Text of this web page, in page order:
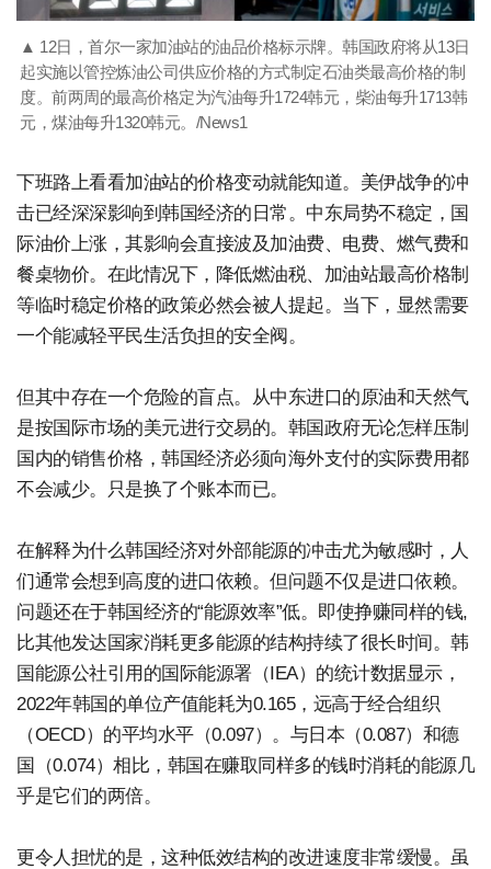
▲ 12日，首尔一家加油站的油品价格标示牌。韩国政府将从13日
起实施以管控炼油公司供应价格的方式制定石油类最高价格的制
度。前两周的最高价格定为汽油每升1724韩元，柴油每升1713韩
元，煤油每升1320韩元。/News1
下班路上看看加油站的价格变动就能知道。美伊战争的冲
击已经深深影响到韩国经济的日常。中东局势不稳定，国
际油价上涨，其影响会直接波及加油费、电费、燃气费和
餐桌物价。在此情况下，降低燃油税、加油站最高价格制
等临时稳定价格的政策必然会被人提起。当下，显然需要
一个能减轻平民生活负担的安全阀。
但其中存在一个危险的盲点。从中东进口的原油和天然气
是按国际市场的美元进行交易的。韩国政府无论怎样压制
国内的销售价格，韩国经济必须向海外支付的实际费用都
不会减少。只是换了个账本而已。
在解释为什么韩国经济对外部能源的冲击尤为敏感时，人
们通常会想到高度的进口依赖。但问题不仅是进口依赖。
问题还在于韩国经济的“能源效率”低。即使挣赚同样的钱,
比其他发达国家消耗更多能源的结构持续了很长时间。韩
国能源公社引用的国际能源署（IEA）的统计数据显示，
2022年韩国的单位产值能耗为0.165，远高于经合组织
（OECD）的平均水平（0.097）。与日本（0.087）和德
国（0.074）相比，韩国在赚取同样多的钱时消耗的能源几
乎是它们的两倍。
更令人担忧的是，这种低效结构的改进速度非常缓慢。虽